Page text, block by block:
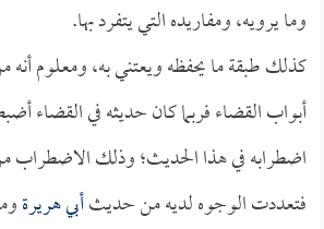
وما يرويه، ومفاريده التي يتفرد بها.
كذلك طبقة ما يحفظه ويعتني به، ومعلوم
أبواب القضاء فربما كان حديثه في القضاء
اضطرابه في هذا الحديث؛ وذلك الاضطراب
فتعددت الوجوه لديه من حديثأبي هريرة